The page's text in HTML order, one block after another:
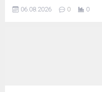
LİGİMİZDEN 11 TAKIMLA
AVRUPA DA MÜCADELE
06.08.2026 0 0